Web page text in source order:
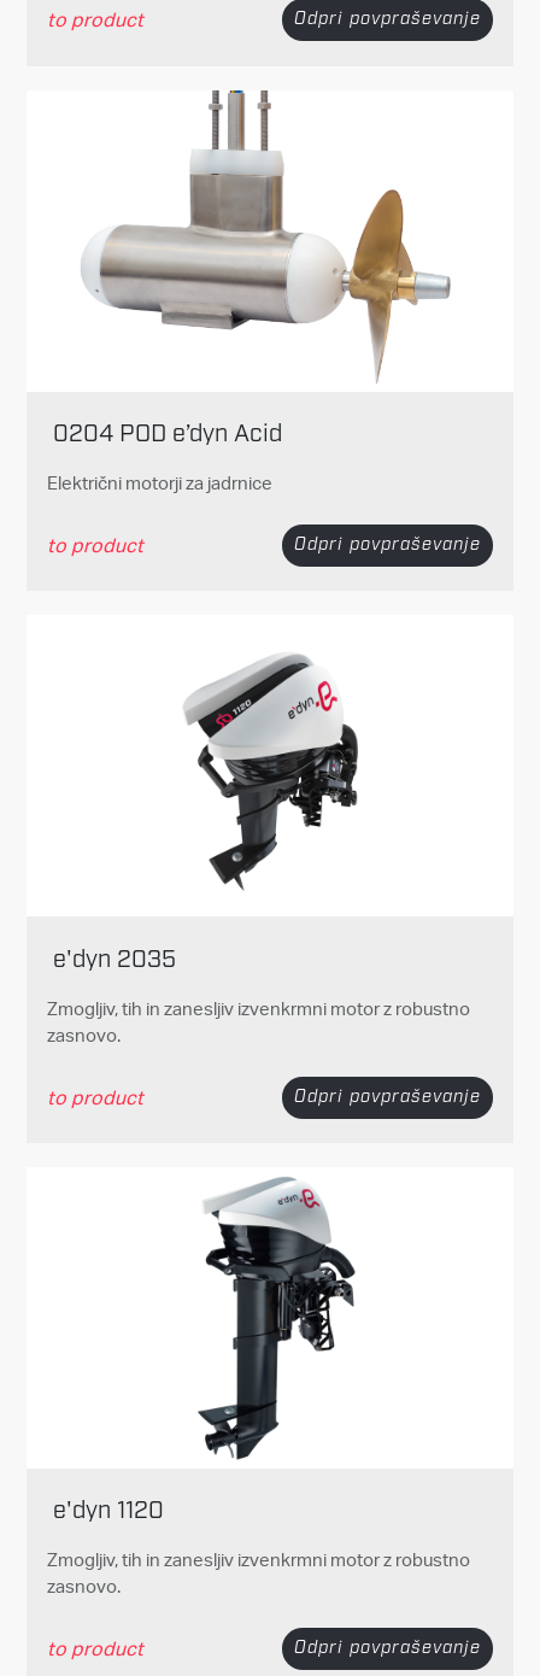
to product Odpri povpraševanje
0204 POD e’dyn Acid
Električni motorji za jadrnice
to product Odpri povpraševanje
e'dyn 2035
Zmogljiv, tih in zanesljiv izvenkrmni motor z robustno
zasnovo.
to product Odpri povpraševanje
e'dyn 1120
Zmogljiv, tih in zanesljiv izvenkrmni motor z robustno
zasnovo.
to product Odpri povpraševanje